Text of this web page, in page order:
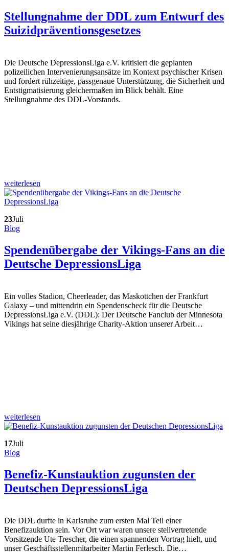
Stellungnahme der DDL zum Entwurf des
Suizidpräventionsgesetzes
Die Deutsche DepressionsLiga e.V. kritisiert die geplanten
polizeilichen Intervenierungsansätze im Kontext psychischer Krisen
und fordert rühzeitige, passgenaue Unterstützung, die Sicherheit und
Entstigmatisierung gleichermaßen im Blick behält. Eine
Stellungnahme des DDL-Vorstands.
weiterlesen
23Juli
Blog
Spendenübergabe der Vikings-Fans an die
Deutsche DepressionsLiga
Ein volles Stadion, Cheerleader, das Maskottchen der Frankfurt
Galaxy – und mittendrin ein Spendenscheck für die Deutsche
DepressionsLiga e.V. (DDL): Der Deutsche Fanclub der Minnesota
Vikings hat seine diesjährige Charity-Aktion unserer Arbeit…
weiterlesen
17Juli
Blog
Benefiz-Kunstauktion zugunsten der
Deutschen DepressionsLiga
Die DDL durfte in Karlsruhe zum ersten Mal Teil einer
Benefizauktion sein. Vor Ort war waren unsere stellvertretende
Vorsitzende Ute Trescher, die einen spannenden Vortrag hielt, und
unser Geschäftsstellenmitarbeiter Martin Ferlesch. Die…